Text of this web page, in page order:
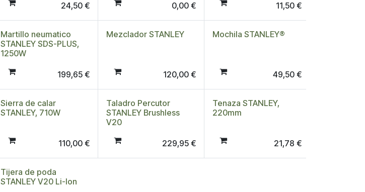
24,50 € 0,00€ 11,50€
Martillo neumatico
STANLEY SDS-PLUS,
1250W
199,65 €
Mezclador STANLEY
120,00€
Mochila STANLEY®
49,50€
Sierra de calar
STANLEY, 710W
110,00 €
Taladro Percutor
STANLEY Brushless
V20
229,95€
Tenaza STANLEY,
220mm
21,78 €
Tijera de poda
STANLEY V20 Li-Ion